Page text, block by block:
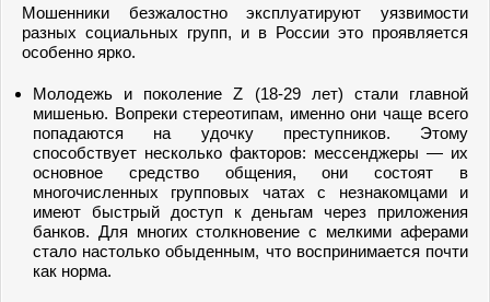
Мошенники безжалостно эксплуатируют уязвимости
разных социальных групп, и в России это проявляется
особенно ярко.
Молодежь и поколение Z (18-29 лет) стали главной
мишенью. Вопреки стереотипам, именно они чаще всего
попадаются на удочку преступников. Этому
способствует несколько факторов: мессенджеры — их
основное средство общения, они состоят в
многочисленных групповых чатах с незнакомцами и
имеют быстрый доступ к деньгам через приложения
банков. Для многих столкновение с мелкими аферами
стало настолько обыденным, что воспринимается почти
как норма.